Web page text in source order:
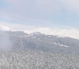
content